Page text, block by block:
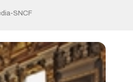
SNCF